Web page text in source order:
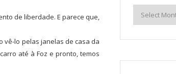
de liberdade. E parece que,
vê-lo pelas janelas de casa da
até à Foz e pronto, temos